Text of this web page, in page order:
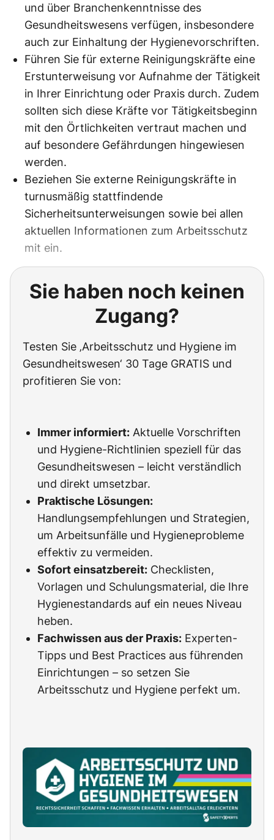
und über Branchenkenntnisse des
Gesundheitswesens verfügen, insbesondere
auch zur Einhaltung der Hygienevorschriften.
Führen Sie für externe Reinigungskräfte eine
Erstunterweisung vor Aufnahme der Tätigkeit
in Ihrer Einrichtung oder Praxis durch. Zudem
sollten sich diese Kräfte vor Tätigkeitsbeginn
mit den Örtlichkeiten vertraut machen und
auf besondere Gefährdungen hingewiesen
werden.
Beziehen Sie externe Reinigungskräfte in
turnusmäßig stattfindende
Sicherheitsunterweisungen sowie bei allen
aktuellen Informationen zum Arbeitsschutz
mit ein.
Sie haben noch keinen
Zugang?
Testen Sie ‚Arbeitsschutz und Hygiene im
Gesundheitswesen‘ 30 Tage GRATIS und
profitieren Sie von:
Immer informiert: Aktuelle Vorschriften
und Hygiene-Richtlinien speziell für das
Gesundheitswesen – leicht verständlich
und direkt umsetzbar.
Praktische Lösungen:
Handlungsempfehlungen und Strategien,
um Arbeitsunfälle und Hygieneprobleme
effektiv zu vermeiden.
Sofort einsatzbereit: Checklisten,
Vorlagen und Schulungsmaterial, die Ihre
Hygienestandards auf ein neues Niveau
heben.
Fachwissen aus der Praxis: Experten-
Tipps und Best Practices aus führenden
Einrichtungen – so setzen Sie
Arbeitsschutz und Hygiene perfekt um.